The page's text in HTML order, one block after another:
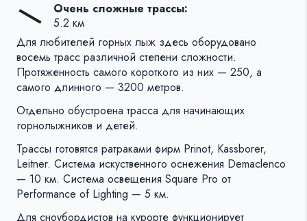
Очень сложные трассы:
5.2 км
Для любителей горных лыж здесь оборудовано
восемь трасс различной степени сложности.
Протяженность самого короткого из них — 250, а
самого длинного — 3200 метров.
Отдельно обустроена трасса для начинающих
горнолыжников и детей.
Трассы готовятся ратраками фирм Prinot, Kassborer,
Leitner. Система искуственного оснежения Demaclenco
— 10 км. Система освещения Square Pro от
Performance of Lighting — 5 км.
Для сноубордистов на курорте функционирует